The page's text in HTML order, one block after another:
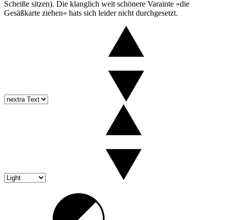
Scheiße sitzen). Die klanglich weit schönere Varainte »die
Gesäßkarte ziehen« hats sich leider nicht durchgesetzt.